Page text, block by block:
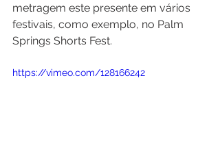
metragem este presente em vários
festivais, como exemplo, no Palm
Springs Shorts Fest.
https://vimeo.com/128166242